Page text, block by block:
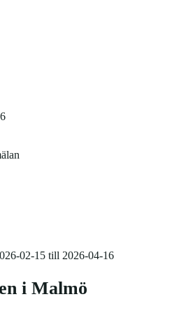
02-15 till 2026-04-16
i Malmö